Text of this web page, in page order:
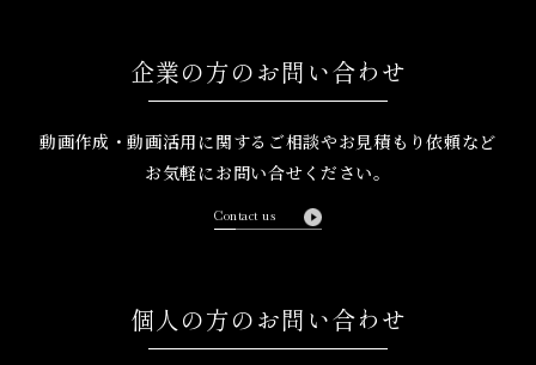
企業の方のお問い合わせ
動画作成・動画活用に関するご相談やお見積もり依頼など
お気軽にお問い合せください。
Contact us
個人の方のお問い合わせ